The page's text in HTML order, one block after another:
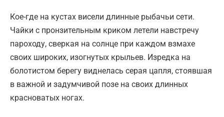
Кое-где на кустах висели длинные рыбачьи сети.
Чайки с пронзительным криком летели навстречу
пароходу, сверкая на солнце при каждом взмахе
своих широких, изогнутых крыльев. Изредка на
болотистом берегу виднелась серая цапля, стоявшая
в важной и задумчивой позе на своих длинных
красноватых ногах.